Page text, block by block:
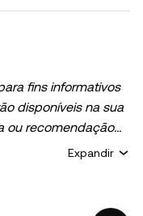
fins informativos
disponíveis na sua
ou recomendação
para
Expandir